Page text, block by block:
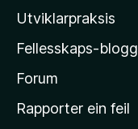
l
-
h
e
Utviklarpraksis
Fellesskaps-blogg
Forum
Rapporter ein feil